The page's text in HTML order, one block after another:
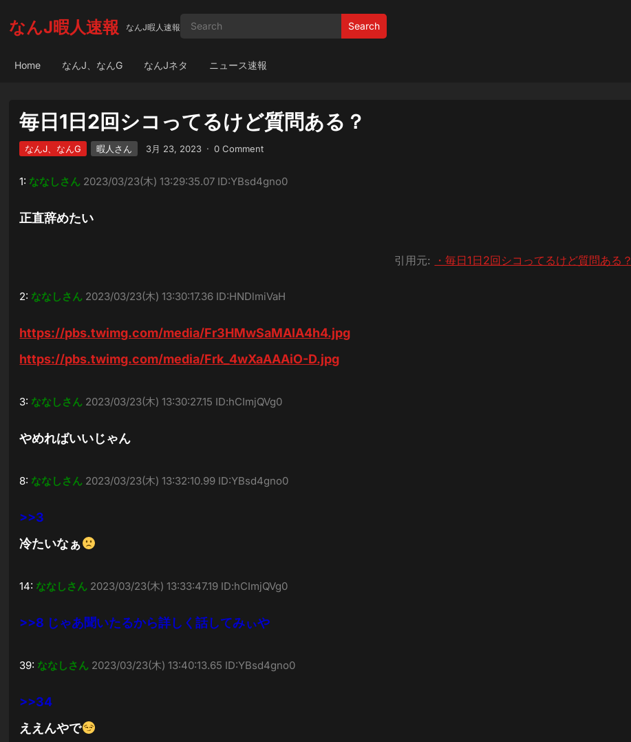
なんJ暇人速報 なんJ暇人速報 Search
Home なんJ、なんG なんJネタ ニュース速報
毎日1日2回シコってるけど質問ある？
なんJ、なんG 暇人さん 3月 23, 2023 · 0 Comment
1: ななしさん 2023/03/23(木) 13:29:35.07 ID:YBsd4gno0
正直辞めたい
引用元: ・毎日1日2回シコってるけど質問ある？
2: ななしさん 2023/03/23(木) 13:30:17.36 ID:HNDlmiVaH
https://pbs.twimg.com/media/Fr3HMwSaMAIA4h4.jpg
https://pbs.twimg.com/media/Frk_4wXaAAAiO-D.jpg
3: ななしさん 2023/03/23(木) 13:30:27.15 ID:hCImjQVg0
やめればいいじゃん
8: ななしさん 2023/03/23(木) 13:32:10.99 ID:YBsd4gno0
>>3
冷たいなぁ
14: ななしさん 2023/03/23(木) 13:33:47.19 ID:hCImjQVg0
>>8 じゃあ聞いたるから詳しく話してみぃや
39: ななしさん 2023/03/23(木) 13:40:13.65 ID:YBsd4gno0
>>34
ええんやで